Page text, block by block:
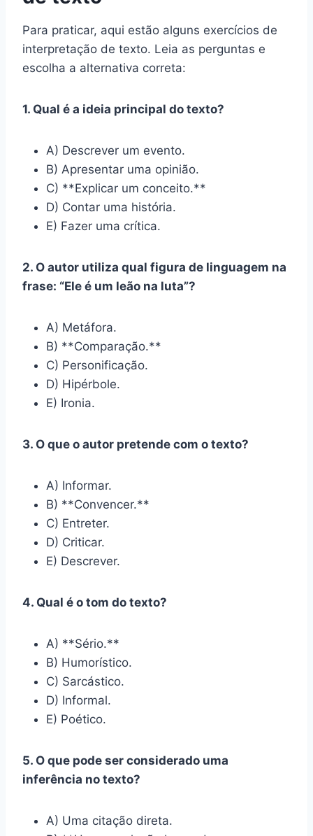
Para praticar, aqui estão alguns exercícios de
interpretação de texto. Leia as perguntas e
escolha a alternativa correta:
1. Qual é a ideia principal do texto?
A) Descrever um evento.
B) Apresentar uma opinião.
C) **Explicar um conceito.**
D) Contar uma história.
E) Fazer uma crítica.
2. O autor utiliza qual figura de linguagem na
frase: “Ele é um leão na luta”?
A) Metáfora.
B) **Comparação.**
C) Personificação.
D) Hipérbole.
E) Ironia.
3. O que o autor pretende com o texto?
A) Informar.
B) **Convencer.**
C) Entreter.
D) Criticar.
E) Descrever.
4. Qual é o tom do texto?
A) **Sério.**
B) Humorístico.
C) Sarcástico.
D) Informal.
E) Poético.
5. O que pode ser considerado uma
inferência no texto?
A) Uma citação direta.